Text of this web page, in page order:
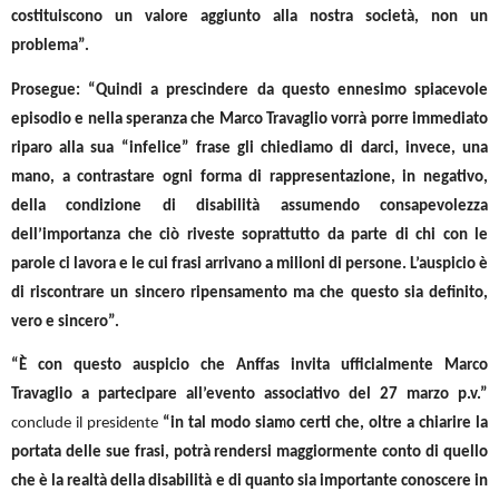
costituiscono un valore aggiunto alla nostra società, non un
problema”.
Prosegue: “Quindi a prescindere da questo ennesimo spiacevole
episodio e nella speranza che Marco Travaglio vorrà porre immediato
riparo alla sua “infelice” frase gli chiediamo di darci, invece, una
mano, a contrastare ogni forma di rappresentazione, in negativo,
della condizione di disabilità assumendo consapevolezza
dell’importanza che ciò riveste soprattutto da parte di chi con le
parole ci lavora e le cui frasi arrivano a milioni di persone. L’auspicio è
di riscontrare un sincero ripensamento ma che questo sia definito,
vero e sincero”.
“È con questo auspicio che Anffas invita ufficialmente Marco
Travaglio a partecipare all’evento associativo del 27 marzo p.v.”
conclude il presidente “in tal modo siamo certi che, oltre a chiarire la
portata delle sue frasi, potrà rendersi maggiormente conto di quello
che è la realtà della disabilità e di quanto sia importante conoscere in